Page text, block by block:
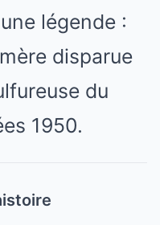
légende :
disparue
du
1950.